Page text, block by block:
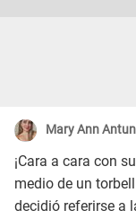
Mary Ann
¡Cara a cara con
medio de un
decidió referirse a